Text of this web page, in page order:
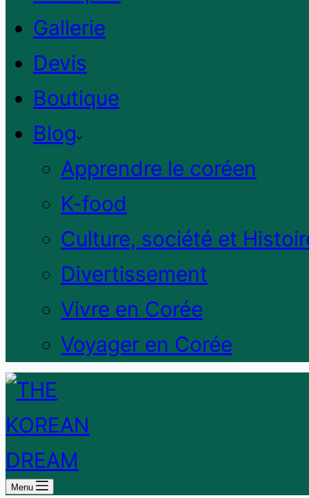
Gallerie
Devis
Boutique
Blog
Apprendre le coréen
K-food
Culture, société et
Divertissement
Vivre en Corée
Voyager en Corée
Menu